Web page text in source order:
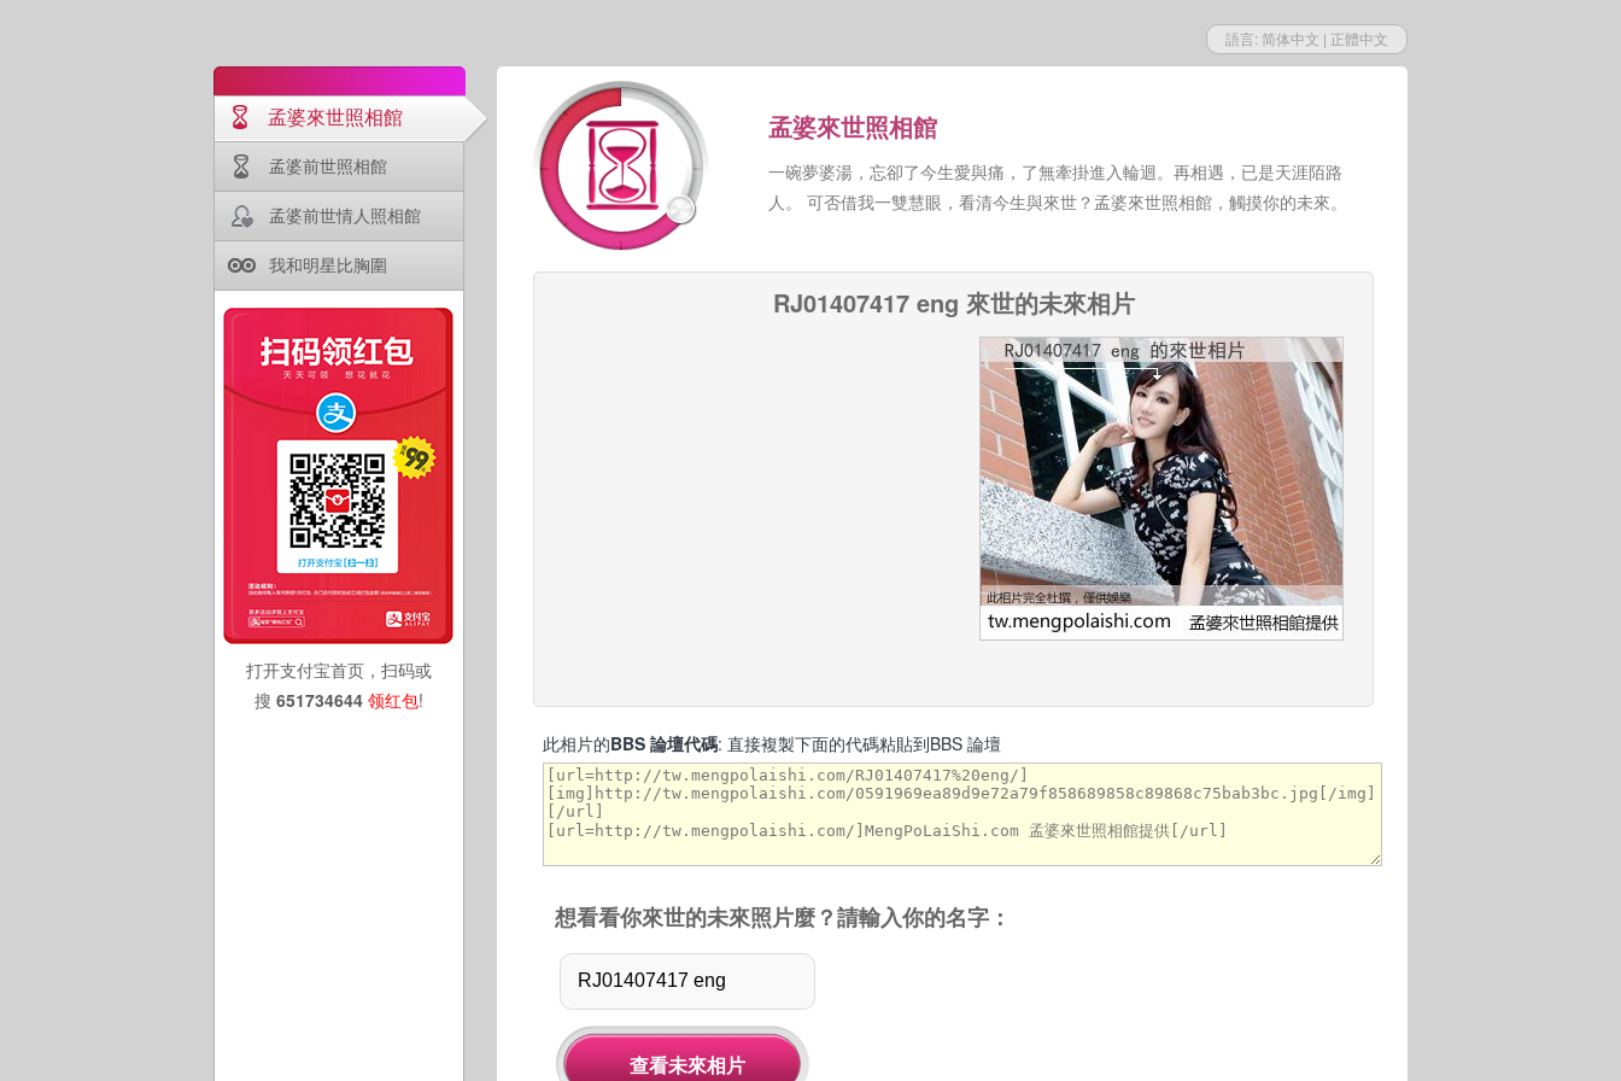
語言: 简体中文 | 正體中文
孟婆來世照相館
孟婆前世照相館
孟婆前世情人照相館
我和明星比胸圍
打开支付宝首页，扫码或
搜 651734644 领红包!
孟婆來世照相館
一碗夢婆湯，忘卻了今生愛與痛，了無牽掛進入輪迴。再相遇，已是天涯陌路
人。 可否借我一雙慧眼，看清今生與來世？孟婆來世照相館，觸摸你的未來。
RJ01407417 eng 來世的未來相片
此相片的BBS 論壇代碼: 直接複製下面的代碼粘貼到BBS 論壇
想看看你來世的未來照片麼？請輸入你的名字：